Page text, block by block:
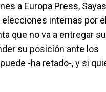
a Europa Press,
internas por el
que no va a entregar su
su posición ante los
-ha retado-, y si